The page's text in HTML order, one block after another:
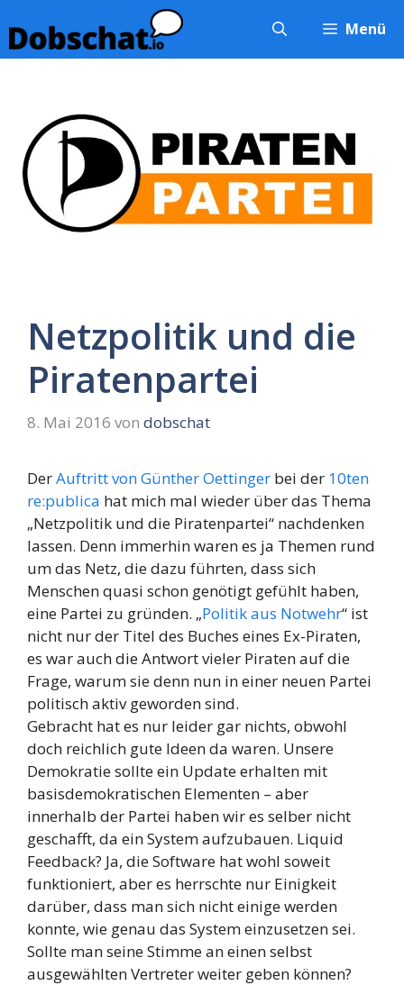
Inhalt
springen
Menü
Netzpolitik und die
Piratenpartei
8. Mai 2016 von dobschat
DerAuftritt von Günther Oettinger bei der 10ten
re:publica hat mich mal wieder über das Thema
„Netzpolitik und die Piratenpartei“ nachdenken
lassen. Denn immerhin waren es ja Themen rund
um das Netz, die dazu führten, dass sich
Menschen quasi schon genötigt gefühlt haben,
eine Partei zu gründen. „Politik aus Notwehr“ ist
nicht nur der Titel des Buches eines Ex-Piraten,
es war auch die Antwort vieler Piraten auf die
Frage, warum sie denn nun in einer neuen Partei
politisch aktiv geworden sind.
Gebracht hat es nur leider gar nichts, obwohl
doch reichlich gute Ideen da waren. Unsere
Demokratie sollte ein Update erhalten mit
basisdemokratischen Elementen – aber
innerhalb der Partei haben wir es selber nicht
geschafft, da ein System aufzubauen. Liquid
Feedback? Ja, die Software hat wohl soweit
funktioniert, aber es herrschte nur Einigkeit
darüber, dass man sich nicht einige werden
konnte, wie genau das System einzusetzen sei.
Sollte man seine Stimme an einen selbst
ausgewählten Vertreter weiter geben können?